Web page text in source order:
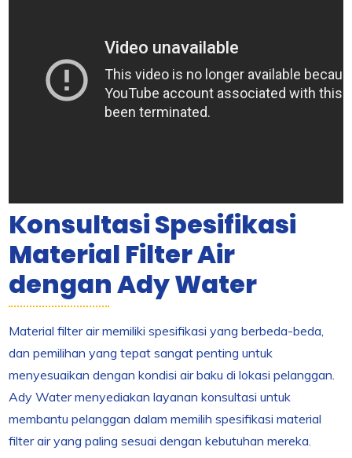
Konsultasi Spesifikasi
Material Filter Air
dengan Ady Water
Material filter air memiliki spesifikasi yang berbeda-beda,
dan pemilihan yang tepat sangat penting untuk
menyesuaikan dengan kondisi air baku di lokasi pelanggan.
Ady Water menyediakan layanan konsultasi untuk
membantu pelanggan dalam memilih spesifikasi material
filter air yang paling sesuai dengan kebutuhan mereka.